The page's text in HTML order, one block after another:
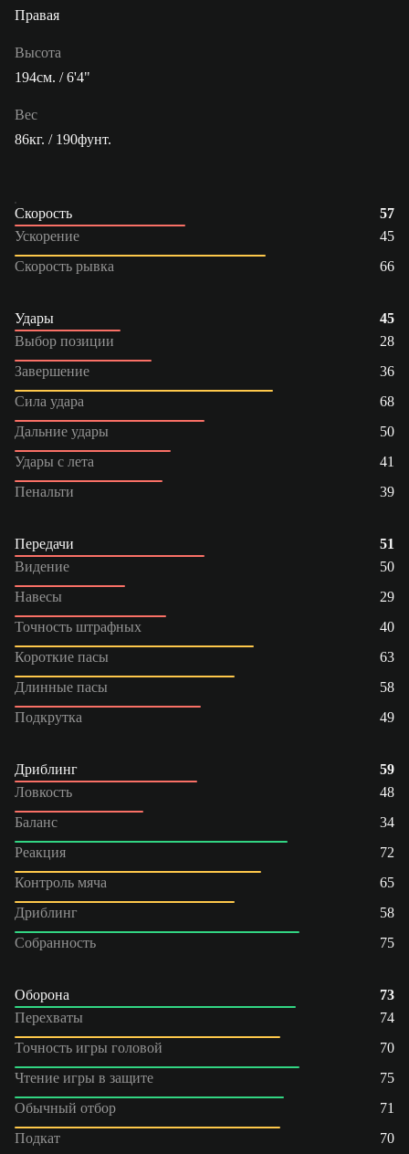
Правая
Высота
194см. / 6'4"
Вес
86кг. / 190фунт.
Скорость
57
Ускорение
45
Скорость рывка
66
Удары
45
Выбор позиции
28
Завершение
36
Сила удара
68
Дальние удары
50
Удары с лета
41
Пенальти
39
Передачи
51
Видение
50
Навесы
29
Точность штрафных
40
Короткие пасы
63
Длинные пасы
58
Подкрутка
49
Дриблинг
59
Ловкость
48
Баланс
34
Реакция
72
Контроль мяча
65
Дриблинг
58
Собранность
75
Оборона
73
Перехваты
74
Точность игры головой
70
Чтение игры в защите
75
Обычный отбор
71
Подкат
70